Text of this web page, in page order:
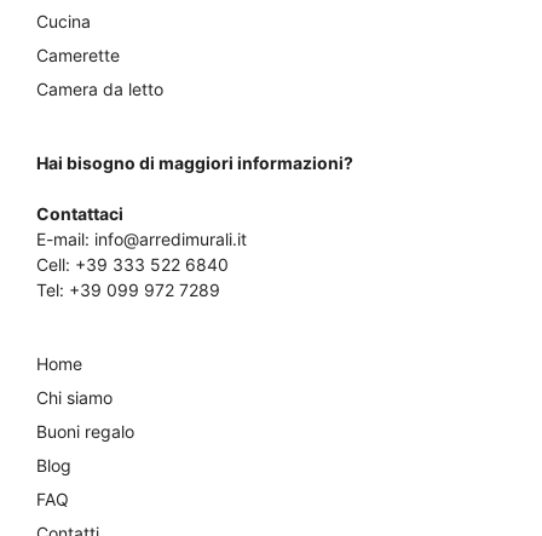
Cucina
Camerette
Camera da letto
Hai bisogno di maggiori informazioni?
Contattaci
E-mail: info@arredimurali.it
Cell: +39 333 522 6840
Tel: +39 099 972 7289
Home
Chi siamo
Buoni regalo
Blog
FAQ